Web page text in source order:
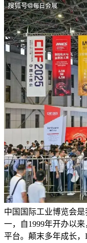
中国国际工业博览会
一，自1999年开办以
平台。颠末多年成长